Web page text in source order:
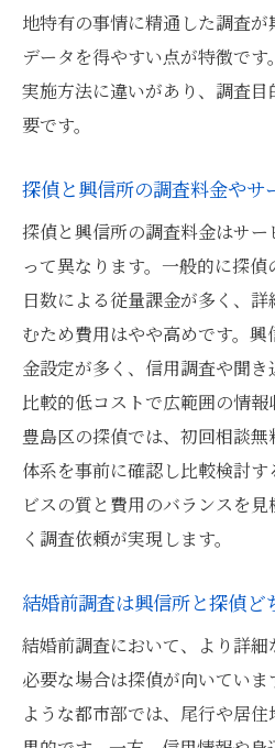
地特有の事情に精通した調査
データを得やすい点が特徴で
実施方法に違いがあり、調査
要です。
探偵と興信所の調査料金やサ
探偵と興信所の調査料金はサ
って異なります。一般的に探
日数による従量課金が多く、
むため費用はやや高めです。
金設定が多く、信用調査や聞き
比較的低コストで広範囲の情
豊島区の探偵では、初回相談
体系を事前に確認し比較検討
ビスの質と費用のバランスを
く調査依頼が実現します。
結婚前調査は興信所と探偵ど
結婚前調査において、より詳
必要な場合は探偵が向いてい
ような都市部では、尾行や居